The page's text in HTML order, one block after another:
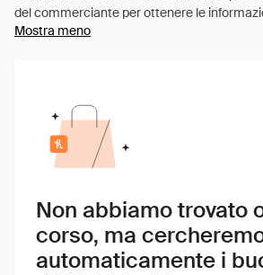
Mostra meno
Non abbiamo trovato
corso, ma
automaticamente i